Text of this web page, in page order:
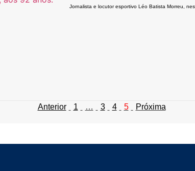
Jornalista e locutor esportivo Léo Batista Morreu,
Anterior 1 … 3 4 5 Próxima